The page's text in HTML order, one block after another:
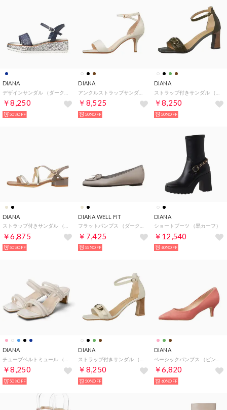
DIANA
￥8,250
50%OFF
DIANA
￥8,525
50%OFF
DIANA
￥8,250
50%OFF
DIANA
￥6,875
50%OFF
DIANA WELL FIT
￥7,425
55%OFF
DIANA
ショートブーツ （黒カーフ）
￥12,540
60%OFF
DIANA
￥8,250
50%OFF
DIANA
￥8,250
50%OFF
DIANA
￥6,820
60%OFF